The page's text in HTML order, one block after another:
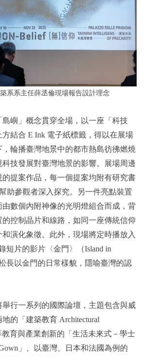
系系主任薛丞倫現場報告設計理念
嶼」概念貫穿全場，以一座「科技
結合 E Ink 電子紙標籤，得以在展場
輪播臺灣地景中的都市熱島彷彿燃燒
技發展對臺灣地景的影響。展場周邊
的提案作品，每一個提案均附有研究書
助參觀者深入探究。另一件亮點裝置
由數個內附神像的光明燈組合而成，背
控制晶片和線路，如同一座傳統信仰
演化象徵。此外，現場將定時播放入
短片的影片〈金門〉（Island in
長以金門的日常樣貌，隱喻臺灣的認
行一系列的國際論壇，主題包含與威
的「建築教育 Architectural
教育與產業創新的「生活未來式－學士
」、以臺灣、日本和法國為例的